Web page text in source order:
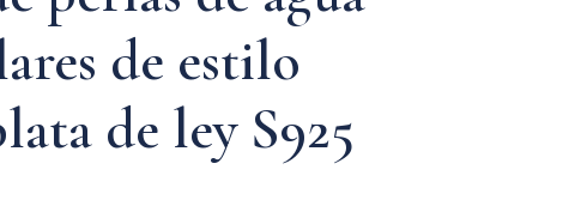
de estilo
de ley S925